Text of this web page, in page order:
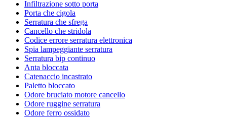
Infiltrazione sotto porta
Porta che cigola
Serratura che sfrega
Cancello che stridola
Codice errore serratura elettronica
Spia lampeggiante serratura
Serratura bip continuo
Anta bloccata
Catenaccio incastrato
Paletto bloccato
Odore bruciato motore cancello
Odore ruggine serratura
Odore ferro ossidato